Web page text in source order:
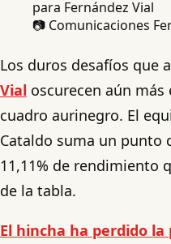
📷 Comunicaciones
Los duros desafíos que
Vial oscurecen aún
cuadro aurinegro. El
Cataldo suma un punto
11,11% de rendimiento
de la tabla.
El hincha ha perdido la